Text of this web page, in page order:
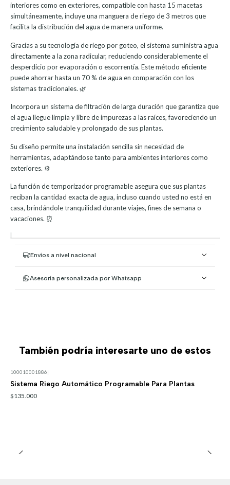
interiores como en exteriores, compatible con hasta 15 macetas
simultáneamente, incluye una manguera de riego de 3 metros que
facilita la distribución del agua de manera uniforme.
Gracias a su tecnología de riego por goteo, el sistema suministra agua
directamente a la zona radicular, reduciendo considerablemente el
desperdicio por evaporación o escorrentía. Este método eficiente
puede ahorrar hasta un 70 % de agua en comparación con los
sistemas tradicionales. 🌿
Incorpora un sistema de filtración de larga duración que garantiza que
el agua llegue limpia y libre de impurezas a las raíces, favoreciendo un
crecimiento saludable y prolongado de sus plantas.
Su diseño permite una instalación sencilla sin necesidad de
herramientas, adaptándose tanto para ambientes interiores como
exteriores. ⚙️
La función de temporizador programable asegura que sus plantas
reciban la cantidad exacta de agua, incluso cuando usted no está en
casa, brindándole tranquilidad durante viajes, fines de semana o
vacaciones. ⏰
Envíos a nivel nacional
Asesoría personalizada por Whatsapp
También podría interesarte uno de estos
100010001886|
Sistema Riego Automático Programable Para Plantas
$135.000